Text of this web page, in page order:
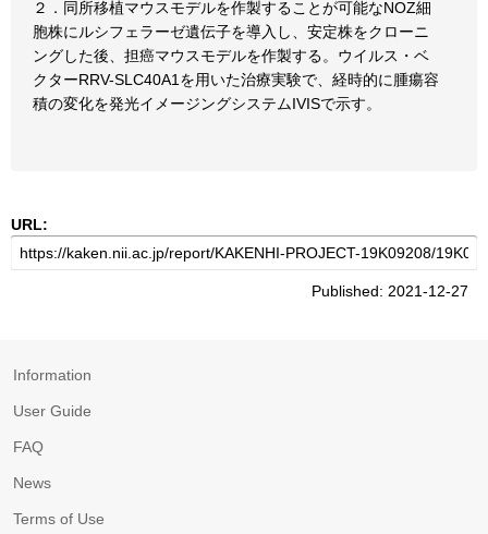
２．同所移植マウスモデルを作製することが可能なNOZ細
胞株にルシフェラーゼ遺伝子を導入し、安定株をクローニ
ングした後、担癌マウスモデルを作製する。ウイルス・ベ
クターRRV-SLC40A1を用いた治療実験で、経時的に腫瘍容
積の変化を発光イメージングシステムIVISで示す。
URL:
Published: 2021-12-27
Information
User Guide
FAQ
News
Terms of Use